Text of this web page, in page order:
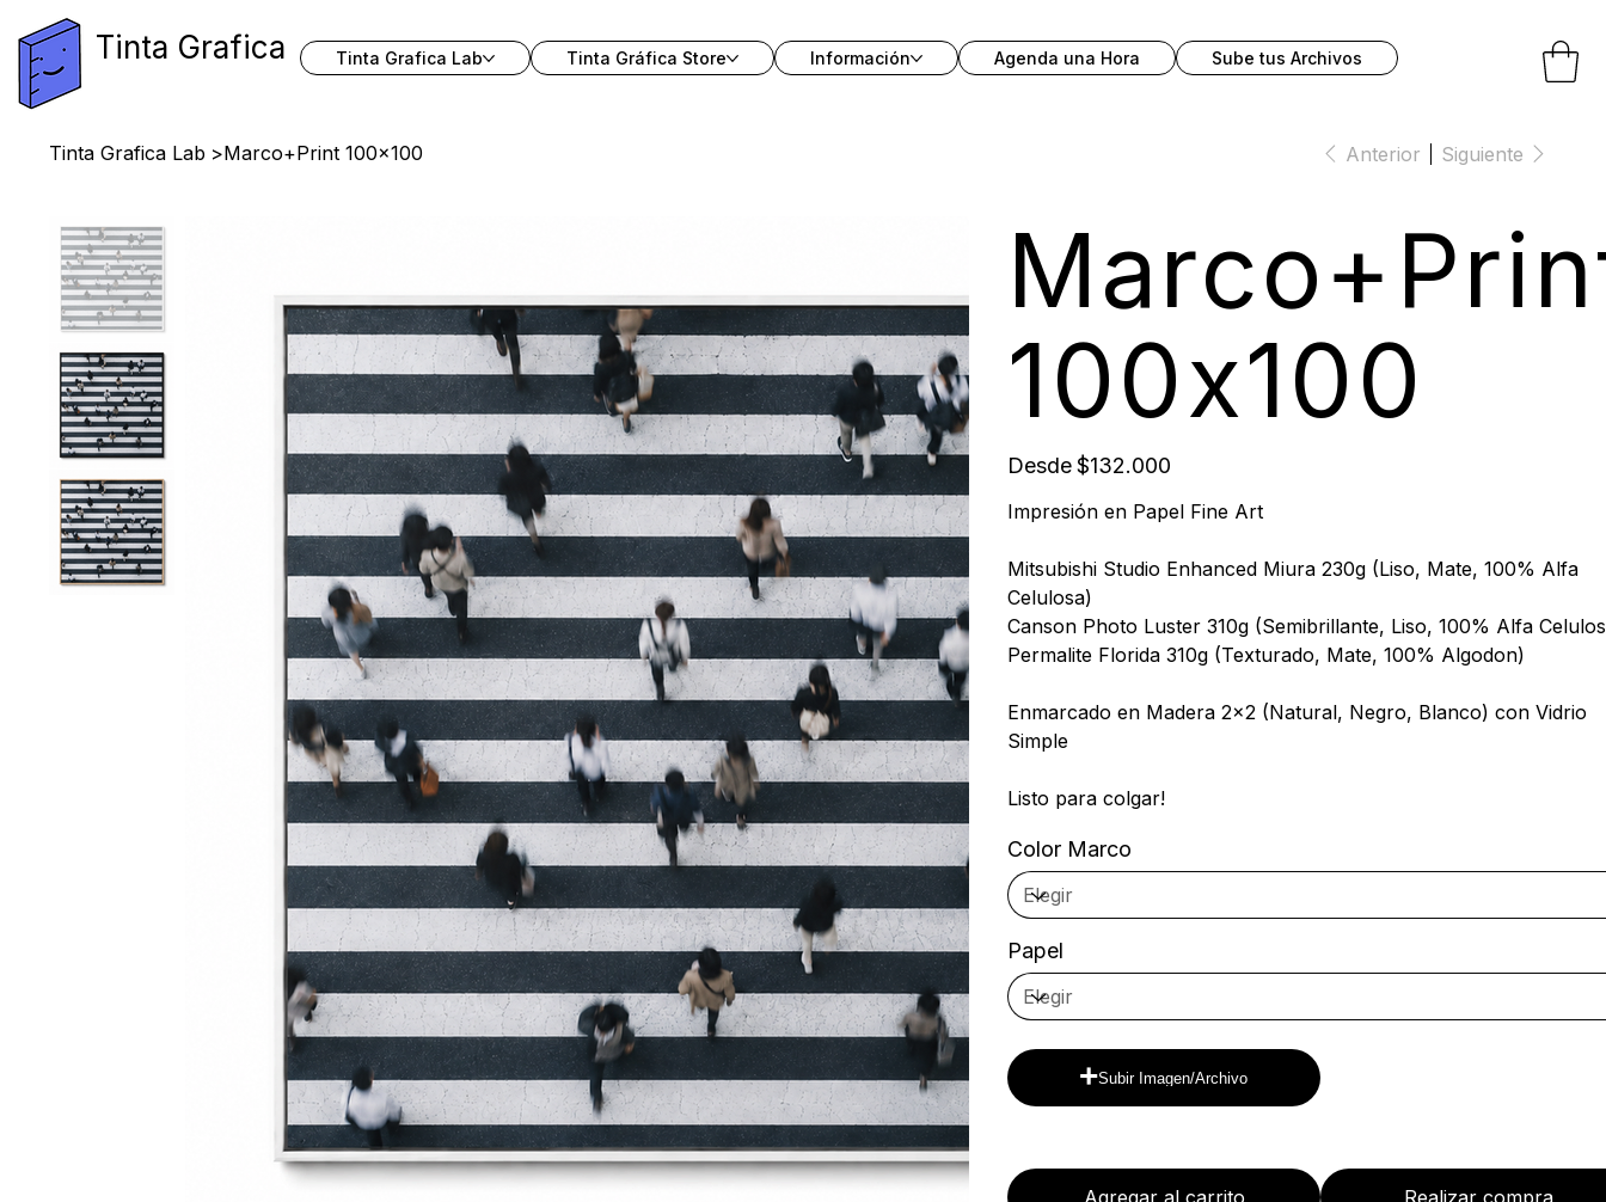
Tinta Grafica Tinta Grafica Lab Tinta Gráfica Store Información Agenda una Hora Sube tus Archivos
Tinta Grafica Lab >Marco+Print 100x100 Anterior Siguiente
100x100
Desde Precio
$132.000
Impresión en Papel Fine Art
Mitsubishi Studio Enhanced Miura 230g (Liso, Mate, 100% Alfa
Celulosa)
Canson Photo Luster 310g (Semibrillante, Liso, 100% Alfa
Permalite Florida 310g (Texturado, Mate, 100% Algodon)
Enmarcado en Madera 2x2 (Natural, Negro, Blanco) con Vidrio
Simple
Listo para colgar!
Color Marco
Papel
+Subir Imagen/Archivo